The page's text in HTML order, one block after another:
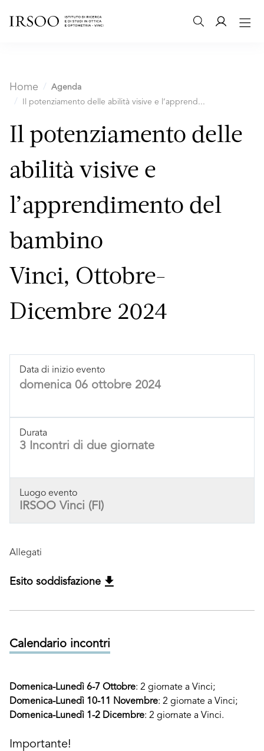
Home
Agenda
Il potenziamento delle abilità visive e l’apprend...
Il potenziamento delle
abilità visive e
l’apprendimento del
bambino
Vinci, Ottobre-
Dicembre 2024
Data di inizio evento
domenica 06 ottobre 2024
Durata
3 Incontri di due giornate
Luogo evento
IRSOO Vinci (FI)
Allegati
Esito soddisfazione
Calendario incontri
Domenica-Lunedì 6-7 Ottobre: 2 giornate a Vinci;
Domenica-Lunedì 10-11 Novembre: 2 giornate a Vinci;
Domenica-Lunedì 1-2 Dicembre: 2 giornate a Vinci.
Importante!